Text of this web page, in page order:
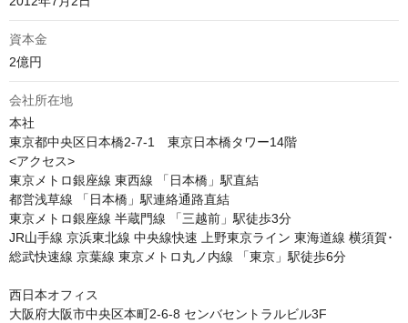
資本金
2億円
会社所在地
本社
東京都中央区日本橋2-7-1　東京日本橋タワー14階
<アクセス>
東京メトロ銀座線 東西線 「日本橋」駅直結
都営浅草線 「日本橋」駅連絡通路直結
東京メトロ銀座線 半蔵門線 「三越前」駅徒歩3分
JR山手線 京浜東北線 中央線快速 上野東京ライン 東海道線 横須賀･
総武快速線 京葉線 東京メトロ丸ノ内線 「東京」駅徒歩6分
西日本オフィス
大阪府大阪市中央区本町2-6-8 センバセントラルビル3F